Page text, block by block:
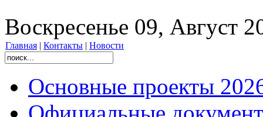
Воскресенье 09, Август
Главная | Контакты | Новости
Основные проекты